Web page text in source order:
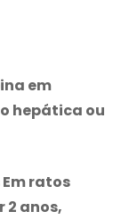
em
hepática ou
ratos
2 anos,